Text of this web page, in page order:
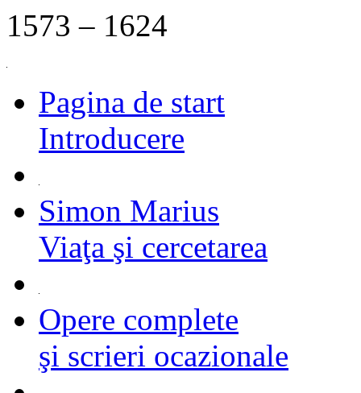
1573 – 1624
Pagina de start
Introducere
Simon Marius
Viaţa şi cercetarea
Opere complete
şi scrieri ocazionale